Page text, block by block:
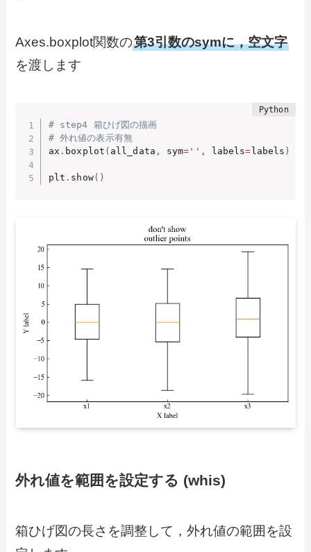
Axes.boxplot関数の第3引数のsymに，空文字
を渡します
# step4 箱ひげ図の描画
# 外れ値の表示有無
ax . boxplot ( all_data , sym= '' , labels= labels )
plt . show( )
外れ値を範囲を設定する (whis)
箱ひげ図の長さを調整して，外れ値の範囲を設